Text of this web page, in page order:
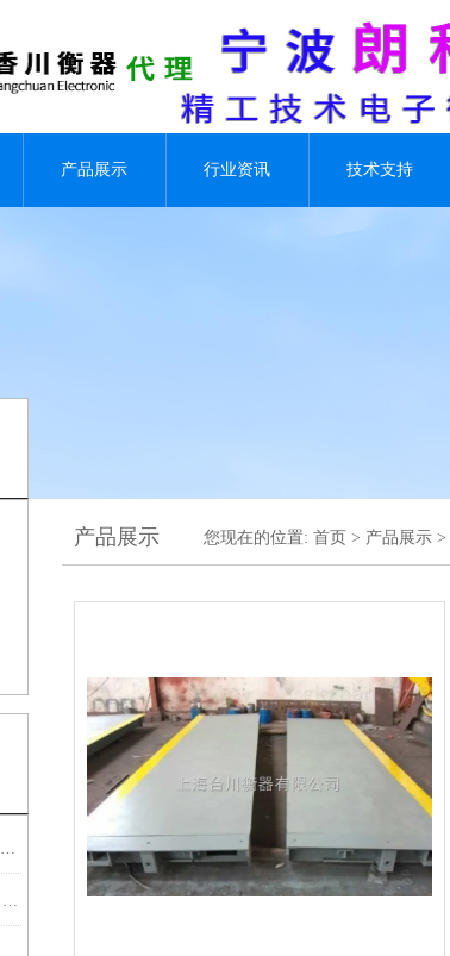
产品展示 行业资讯 技术支持
提升效率与安全性的隔爆钢瓶秤技术解析
新县电子防爆磅秤）周口3T地磅）息县隔爆桌秤注意事項:
产品展示 您现在的位置: 首页 > 产品展示 >